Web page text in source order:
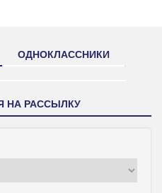
ОДНОКЛАССНИКИ
НА РАССЫЛКУ